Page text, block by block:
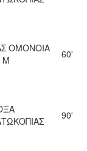
ΟΜΟΝΟΙΑ
Μ
60'
90'